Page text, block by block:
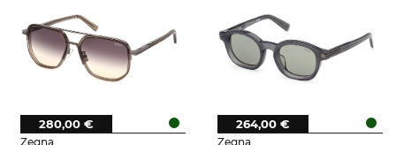
Zegna
280,00 €
Zegna
264,00 €